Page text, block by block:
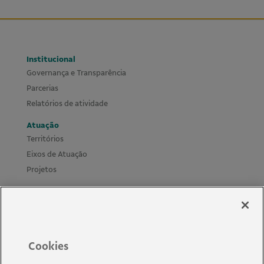
Institucional
Governança e Transparência
Parcerias
Relatórios de atividade
Atuação
Territórios
Eixos de Atuação
Projetos
Cookies